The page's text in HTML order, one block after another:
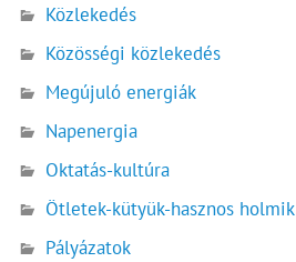
Közlekedés
Közösségi közlekedés
Megújuló energiák
Napenergia
Oktatás-kultúra
Ötletek-kütyük-hasznos holmik
Pályázatok